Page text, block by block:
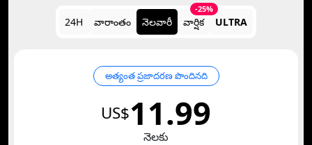
24H వారాంతం నెలవారీ వార్షిక
-25%
ULTRA
అత్యంత ప్రజాదరణ పొందినది
US$11.99
నెలకు